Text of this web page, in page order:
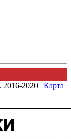
. 2016-2020 | Карта